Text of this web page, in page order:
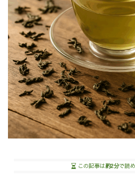
この記事は約2分で読